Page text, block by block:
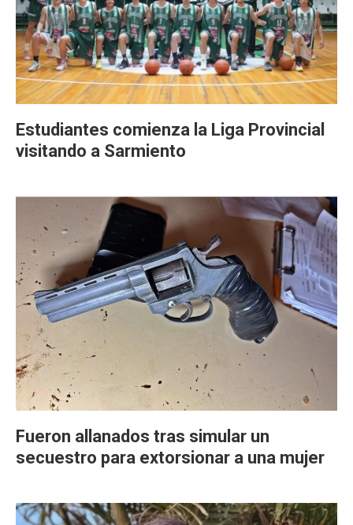
Estudiantes comienza la Liga Provincial
visitando a Sarmiento
Fueron allanados tras simular un
secuestro para extorsionar a una mujer